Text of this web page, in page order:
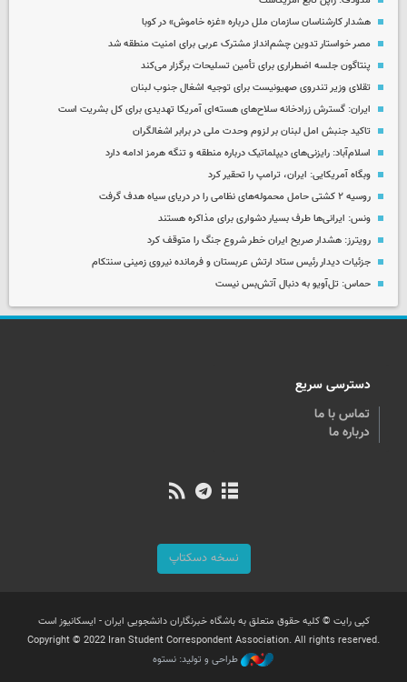
هشدار کارشناسان سازمان ملل درباره «غزه‌ خاموش» در کوبا
مصر خواستار تدوین چشم‌انداز مشترک عربی برای امنیت منطقه شد
پنتاگون جلسه اضطراری برای تأمین تسلیحات برگزار می‌کند
تقلای وزیر تندروی صهیونیست برای توجیه اشغال جنوب لبنان
ایران: گسترش زرادخانه سلاح‌های هسته‌ای آمریکا تهدیدی برای کل بشریت است
تاکید جنبش امل لبنان بر لزوم وحدت ملی در برابر اشغالگران
اسلام‌آباد: رایزنی‌های دیپلماتیک درباره منطقه و تنگه هرمز ادامه دارد
وبگاه آمریکایی: ایران، ترامپ را تحقیر کرد
روسیه ۲ کشتی حامل محموله‌های نظامی را در دریای سیاه هدف گرفت
ونس: ایرانی‌ها طرف بسیار دشواری برای مذاکره هستند
رویترز: هشدار صریح ایران خطر شروع جنگ را متوقف کرد
جزئیات دیدار رئیس ستاد ارتش عربستان و فرمانده نیروی زمینی سنتکام
حماس: تل‌آویو به دنبال آتش‌بس نیست
دسترسی سریع
تماس با ما
درباره ما
نسخه دسکتاپ
کپی رایت © کلیه حقوق متعلق به باشگاه خبرنگاران دانشجویی ایران - ایسکانیوز است
Copyright © 2022 Iran Student Correspondent Association. All rights reserved.
طراحی و تولید: نستوه